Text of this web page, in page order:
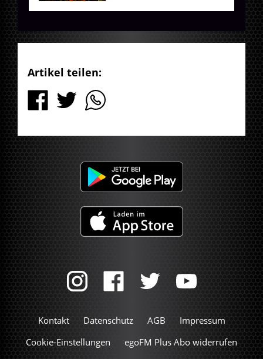
Artikel teilen:
Kontakt Datenschutz AGB
Impressum
Cookie-Einstellungen
egoFM Plus Abo widerrufen